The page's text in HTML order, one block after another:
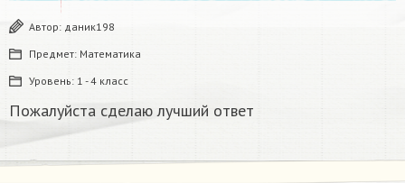
Автор: даник198
Предмет: Математика
Уровень: 1 - 4 класс
Пожалуйста сделаю лучший ответ